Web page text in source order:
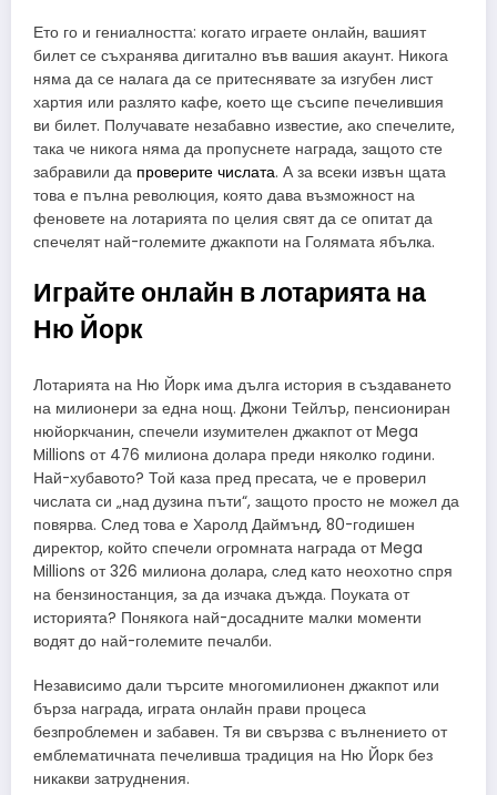
Ето го и гениалността: когато играете онлайн, вашият
билет се съхранява дигитално във вашия акаунт. Никога
няма да се налага да се притеснявате за изгубен лист
хартия или разлято кафе, което ще съсипе печелившия
ви билет. Получавате незабавно известие, ако спечелите,
така че никога няма да пропуснете награда, защото сте
забравили да проверите числата. А за всеки извън щата
това е пълна революция, която дава възможност на
феновете на лотарията по целия свят да се опитат да
спечелят най-големите джакпоти на Голямата ябълка.
Играйте онлайн в лотарията на
Ню Йорк
Лотарията на Ню Йорк има дълга история в създаването
на милионери за една нощ. Джони Тейлър, пенсиониран
нюйоркчанин, спечели изумителен джакпот от Mega
Millions от 476 милиона долара преди няколко години.
Най-хубавото? Той каза пред пресата, че е проверил
числата си „над дузина пъти“, защото просто не можел да
повярва. След това е Харолд Даймънд, 80-годишен
директор, който спечели огромната награда от Mega
Millions от 326 милиона долара, след като неохотно спря
на бензиностанция, за да изчака дъжда. Поуката от
историята? Понякога най-досадните малки моменти
водят до най-големите печалби.
Независимо дали търсите многомилионен джакпот или
бърза награда, играта онлайн прави процеса
безпроблемен и забавен. Тя ви свързва с вълнението от
емблематичната печеливша традиция на Ню Йорк без
никакви затруднения.